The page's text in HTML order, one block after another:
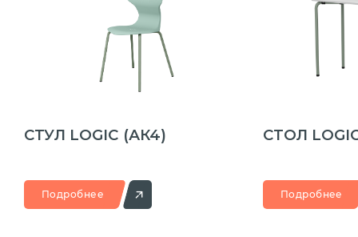
СТУЛ LOGIC (АК4)
Подробнее
СТОЛ
Подробнее